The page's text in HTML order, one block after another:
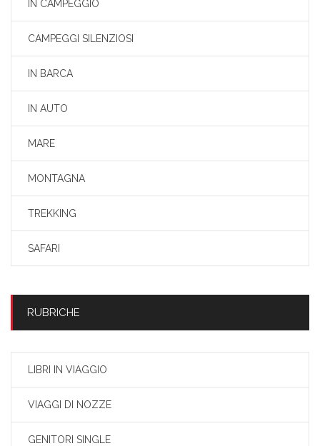
IN CAMPEGGIO
CAMPEGGI SILENZIOSI
IN BARCA
IN AUTO
MARE
MONTAGNA
TREKKING
SAFARI
RUBRICHE
LIBRI IN VIAGGIO
VIAGGI DI NOZZE
GENITORI SINGLE